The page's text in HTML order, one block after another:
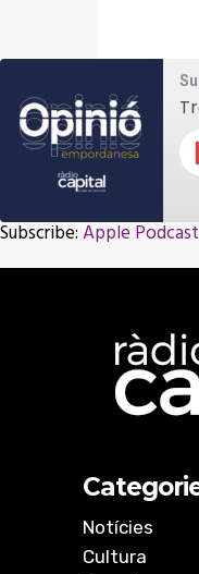
Apple Podcasts
SHARE
Subscribe:Apple
Notícies
Cultura